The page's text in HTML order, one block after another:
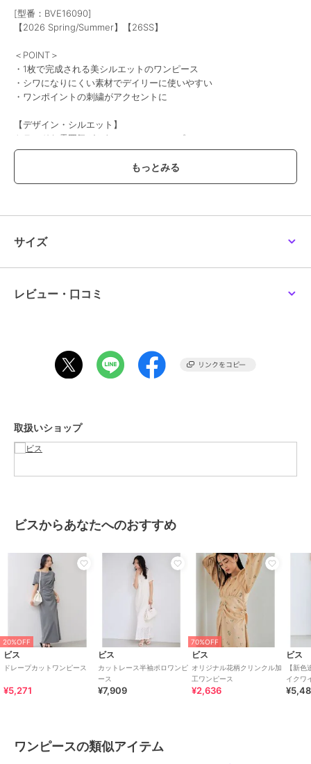
[型番：BVE16090]
【2026 Spring/Summer】【26SS】
＜POINT＞
・1枚で完成される美シルエットのワンピース
・シワになりにくい素材でデイリーに使いやすい
・ワンポイントの刺繍がアクセントに
【デザイン・シルエット】
トラッドな雰囲気がかわいいシャツワンピース。
大人っぽくモードな雰囲気さを出す為にコットンナイロンの素材を使
い今年らしく仕上げました。大きめのPKにワンポイントの刺繍がアク
セントに
コットンナイロンの程よくハリ感のあるシャツ地の素材。上品さとモ
ード感が演出できる素材です。
ブラック、ベージュのトラッドな雰囲気な使いやすい2色。
高身長の方はワイドパンツなど合わせるのも◎。
-----------------------------
伸縮性：なし
ポケット：あり
【モデル着用サイズ】
※画像の商品はサンプルです。 実際の商品と仕様、加工、サイズが若
干異なる場合がございます。
※画像によっては実際の色味と異なる場合があります。正しい色味は
生地アップ画像をご確認ください。
ビス
ビス
ベージュ(27)、ブラック(01)
サイズ
レビュー・口コミ
取扱いショップ
ビスからあなたへのおすすめ
20%OFF
ビス
ドレープカットワンピース
¥5,271
ビス
カットレース半袖ポロワンピ
ース
¥7,909
70%OFF
ビス
オリジナル花柄クリンクル加
工ワンピース
¥2,636
ビス
【新
イクワ
ア・接
ワンピースの類似アイテム